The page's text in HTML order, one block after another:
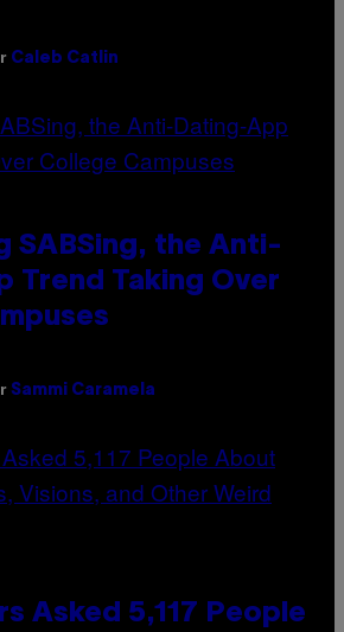
Caleb Catlin
SABSing, the Anti-
Trend Taking Over
Sammi Caramela
Asked 5,117 People